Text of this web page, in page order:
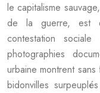
le capitalisme
de la guerre, est
contestation
photographies
urbaine montrent
bidonvilles